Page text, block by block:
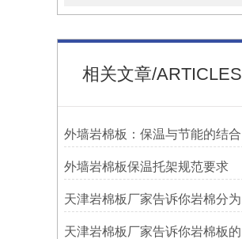
相关文章/ARTICLES
外墙岩棉板：保温与节能的结合
外墙岩棉板保温托架规范要求